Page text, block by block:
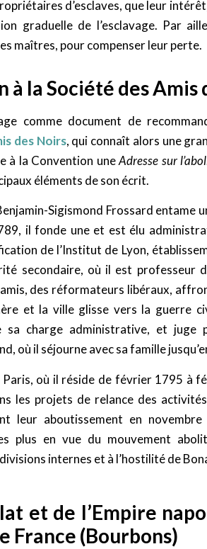
d’esclaves, que leur
graduelle de l’esclavage. Par
maîtres, pour compenser leur perte.
à la Société des Amis
comme document de
des Noirs, qui connaît alors une
à la Convention uneAdresse sur
éléments de son écrit.
Sigismond Frossard entame
il fonde une et est élu
de l’Institut de Lyon,
secondaire, où il est professeur
des réformateurs libéraux,
et la ville glisse vers la guerre
sa charge administrative, et
où il séjourne avec sa famille
où il réside de février 1795 à
les projets de relance des
leur aboutissement en
plus en vue du mouvement
internes et à l’hostilité de
et de l’Empire
France (Bourbons)